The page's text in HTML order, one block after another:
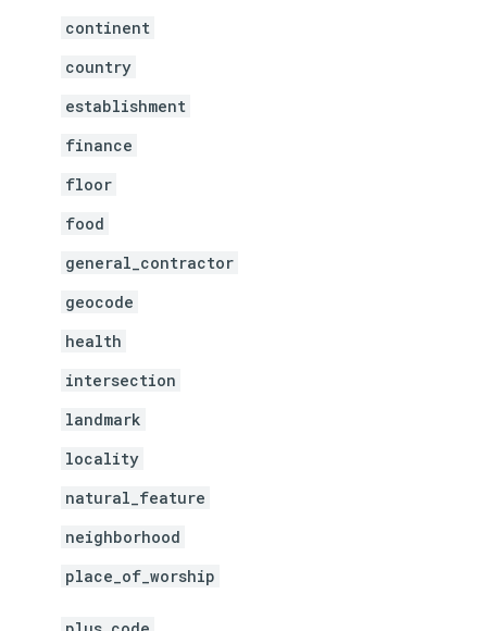
continent
country
establishment
finance
floor
food
general_contractor
geocode
health
intersection
landmark
locality
natural_feature
neighborhood
place_of_worship